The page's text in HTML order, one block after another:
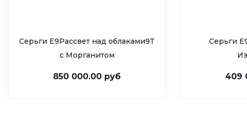
Серьги Е9Рассвет над облаками9Т
c Морганитом
850 000.00 руб
Серьги
409